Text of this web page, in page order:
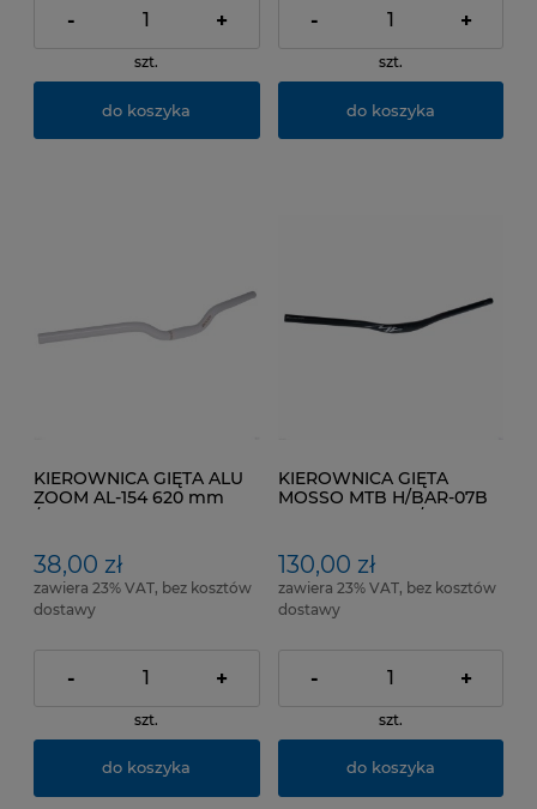
- +
szt.
do koszyka
- +
szt.
do koszyka
KIEROWNICA GIĘTA ALU
ZOOM AL-154 620 mm
38,00 zł
zawiera 23% VAT, bez kosztów
dostawy
- +
szt.
do koszyka
KIEROWNICA GIĘTA
MOSSO MTB H/BAR-07B
130,00 zł
zawiera 23% VAT, bez kosztów
dostawy
- +
szt.
do koszyka